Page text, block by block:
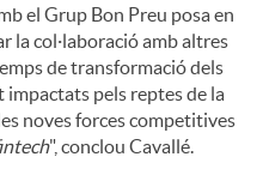
el Grup Bon Preu posa en
col·laboració amb altres
de transformació dels
pels reptes de la
noves forces competitives
", conclou Cavallé.